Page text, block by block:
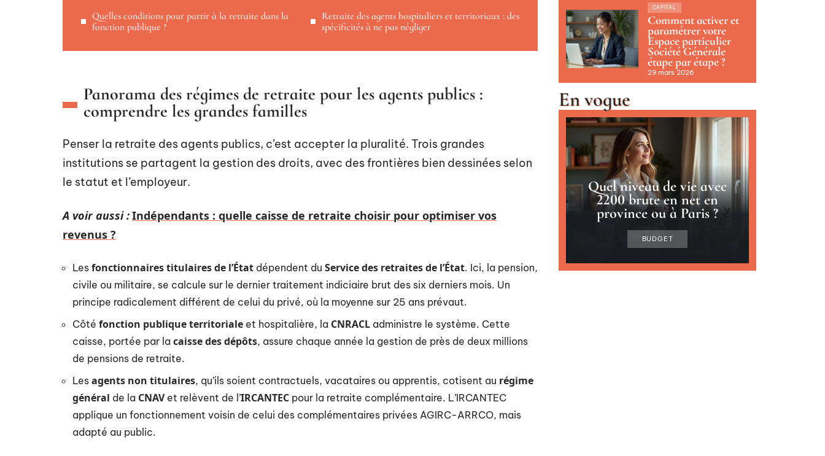
Quelles conditions pour partir à la retraite dans la
fonction publique ?
Retraite des agents hospitaliers et territoriaux : des
spécificités à ne pas négliger
Panorama des régimes de retraite pour les agents publics :
comprendre les grandes familles
Penser la retraite des agents publics, c’est accepter la pluralité. Trois grandes
institutions se partagent la gestion des droits, avec des frontières bien dessinées selon
le statut et l’employeur.
A voir aussi :Indépendants : quelle caisse de retraite choisir pour optimiser vos
revenus ?
Les fonctionnaires titulaires de l’État dépendent du Service des retraites de l’État. Ici, la pension,
civile ou militaire, se calcule sur le dernier traitement indiciaire brut des six derniers mois. Un
principe radicalement différent de celui du privé, où la moyenne sur 25 ans prévaut.
Côté fonction publique territoriale et hospitalière, la CNRACL administre le système. Cette
caisse, portée par la caisse des dépôts, assure chaque année la gestion de près de deux millions
de pensions de retraite.
Les agents non titulaires, qu’ils soient contractuels, vacataires ou apprentis, cotisent au régime
général de la CNAVet relèvent de l’IRCANTEC pour la retraite complémentaire. L’IRCANTEC
applique un fonctionnement voisin de celui des complémentaires privées AGIRC-ARRCO, mais
adapté au public.
CAPITAL
Comment activer et
paramétrer votre
Espace particulier
Société Générale
étape par étape ?
29 mars 2026
En vogue
Quel niveau de vie avec
2200 brute en net en
province ou à Paris ?
BUDGET